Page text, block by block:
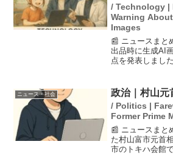
/ Technology |
Warning
Images
📰 ニュースまと
出品時に生成AI
点を発表しまし
ブルの原因とな
メルカリでは実
ニュース・社会 政治｜村山元
/ Politics |
Former Prime
📰 ニュースまと
た村山富市元首
市のトキハ会館